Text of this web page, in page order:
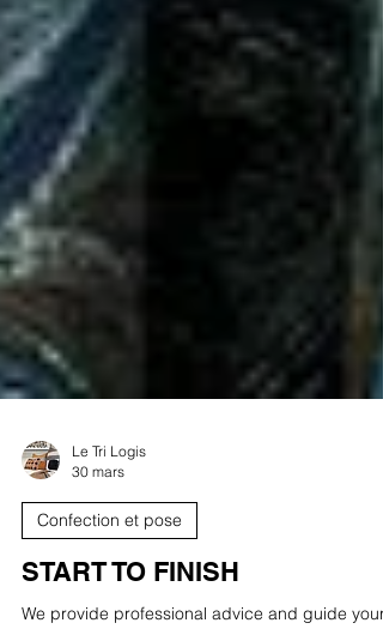
Le Tri Logis
30 mars
Confection et pose